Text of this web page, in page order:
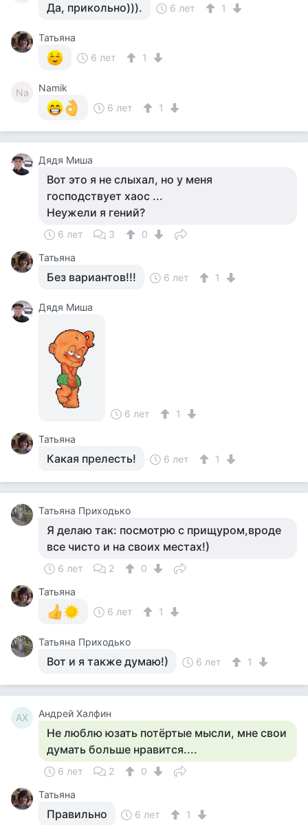
Да, прикольно))). 6 лет 1
Татьяна
6 лет
1
Na
Namik
6 лет
1
Дядя Миша
Вот это я не слыхал, но у меня
господствует хаос ...
Неужели я гений?
6 лет 3
0
Татьяна
Без вариантов!!! 6 лет 1
Дядя Миша
6 лет 1
Татьяна
Какая прелесть! 6 лет 1
Татьяна Приходько
Я делаю так: посмотрю с прищуром,вроде
все чисто и на своих местах!)
6 лет 2
0
Татьяна
6 лет
1
Татьяна Приходько
Вот и я также думаю!) 6 лет 1
АХ Андрей Халфин
Не люблю юзать потёртые мысли, мне свои
думать больше нравится....
6 лет 2
0
Татьяна
Правильно 6 лет 1